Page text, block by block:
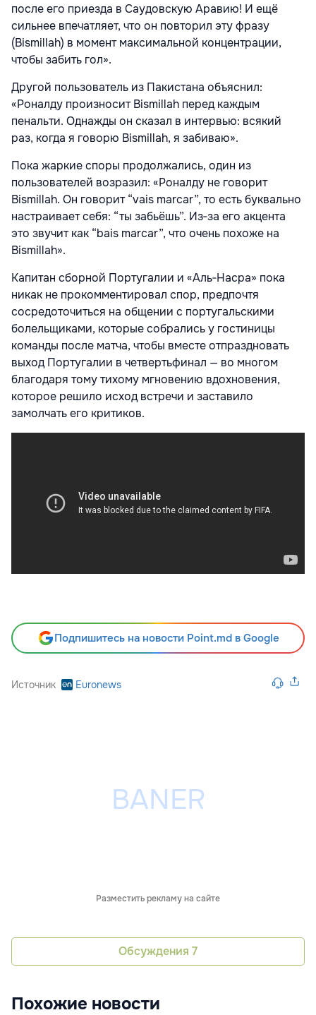
после его приезда в Саудовскую Аравию! И ещё
сильнее впечатляет, что он повторил эту фразу
(Bismillah) в момент максимальной концентрации,
чтобы забить гол».
Другой пользователь из Пакистана объяснил:
«Роналду произносит Bismillah перед каждым
пенальти. Однажды он сказал в интервью: всякий
раз, когда я говорю Bismillah, я забиваю».
Пока жаркие споры продолжались, один из
пользователей возразил: «Роналду не говорит
Bismillah. Он говорит “vais marcar”, то есть буквально
настраивает себя: “ты забьёшь”. Из‑за его акцента
это звучит как “bais marcar”, что очень похоже на
Bismillah».
Капитан сборной Португалии и «Аль‑Насра» пока
никак не прокомментировал спор, предпочтя
сосредоточиться на общении с португальскими
болельщиками, которые собрались у гостиницы
команды после матча, чтобы вместе отпраздновать
выход Португалии в четвертьфинал — во многом
благодаря тому тихому мгновению вдохновения,
которое решило исход встречи и заставило
замолчать его критиков.
Подпишитесь на новости Point.md в Google
Источник Euronews
Разместить рекламу на сайте
Обсуждения 7
Похожие новости